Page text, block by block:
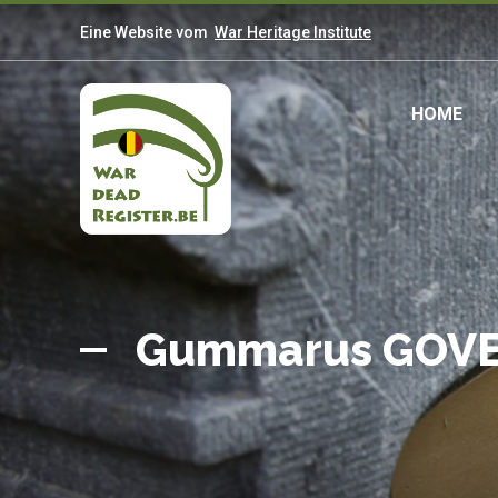
Direkt
zum
Inhalt
Eine Website vom War Heritage Institute
Belgian
War
Dead
Register
HOME
Gummarus